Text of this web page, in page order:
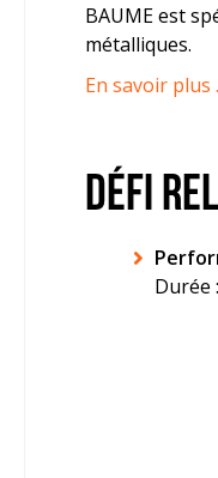
BAUME est
métalliques.
En savoir plus
DÉFI
Durée